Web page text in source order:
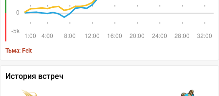
Тьма: Felt
История встреч